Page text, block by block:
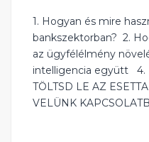
1. Hogyan és mire
bankszektorban? ‍ 2.
az ügyfélélmény
intelligencia együtt 4.
TÖLTSD LE AZ
VELÜNK